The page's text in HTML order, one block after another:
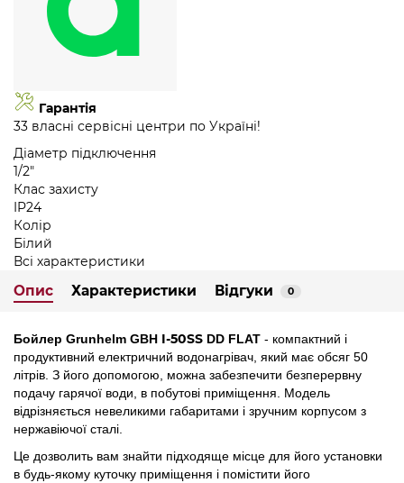
Гарантія
33 власні сервісні центри по Україні!
Діаметр підключення
1/2"
Клас захисту
IP24
Колір
Білий
Всі характеристики
Опис Характеристики Відгуки 0
Бойлер Grunhelm GBH I-50SS DD FLAT - компактний і
продуктивний електричний водонагрівач, який має обсяг 50
літрів. З його допомогою, можна забезпечити безперервну
подачу гарячої води, в побутові приміщення. Модель
відрізняється невеликими габаритами і зручним корпусом з
нержавіючої сталі.
Це дозволить вам знайти підходяще місце для його установки
в будь-якому куточку приміщення і помістити його